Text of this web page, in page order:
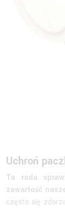
Uchroń
Ta rada
zawartość
często się